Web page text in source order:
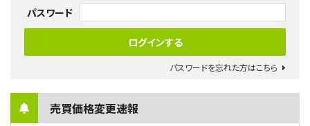
パスワード
パスワードを忘れた方はこちら
売買価格変更速報